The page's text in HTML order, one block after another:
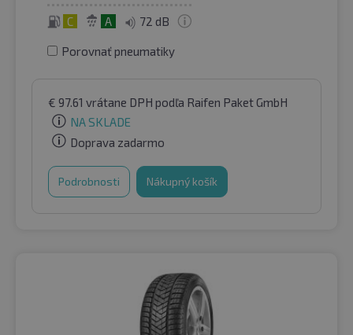
C A 72 dB
Porovnať pneumatiky
€ 97.61 vrátane DPH podľa Raifen Paket GmbH
NA SKLADE
Doprava zadarmo
Podrobnosti Nákupný košík